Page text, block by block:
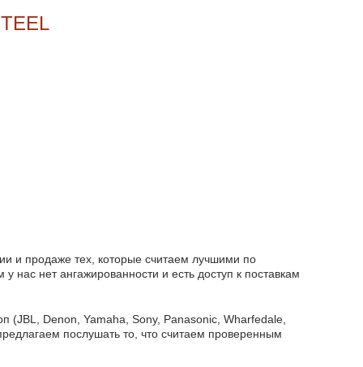
и продаже тех, которые считаем лучшими по
нас нет ангажированности и есть доступ к поставкам
(JBL, Denon, Yamaha, Sony, Panasonic, Wharfedale,
послушать то, что считаем проверенным